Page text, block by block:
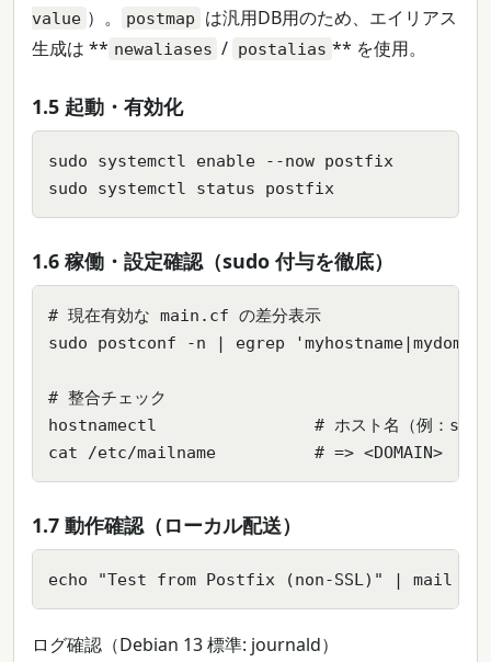
value ）。 postmap
は汎用DB用のため、エイリアス
生成は ** newaliases / postalias ** を使用。
1.5 起動・有効化
sudo systemctl enable --now postfix
sudo systemctl status postfix
1.6 稼働・設定確認（sudo 付与を徹底）
# 現在有効な main.cf の差分表示
sudo postconf -n | egrep
# 整合チェック
hostnamectl                # ホスト名（例：
cat /etc/mailname          # => <DOMAIN>
1.7 動作確認（ローカル配送）
echo "Test from Postfix (non-SSL)" | mail -s
ログ確認（Debian 13 標準: journald）